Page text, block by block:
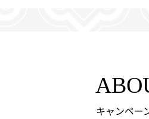
キャンペー